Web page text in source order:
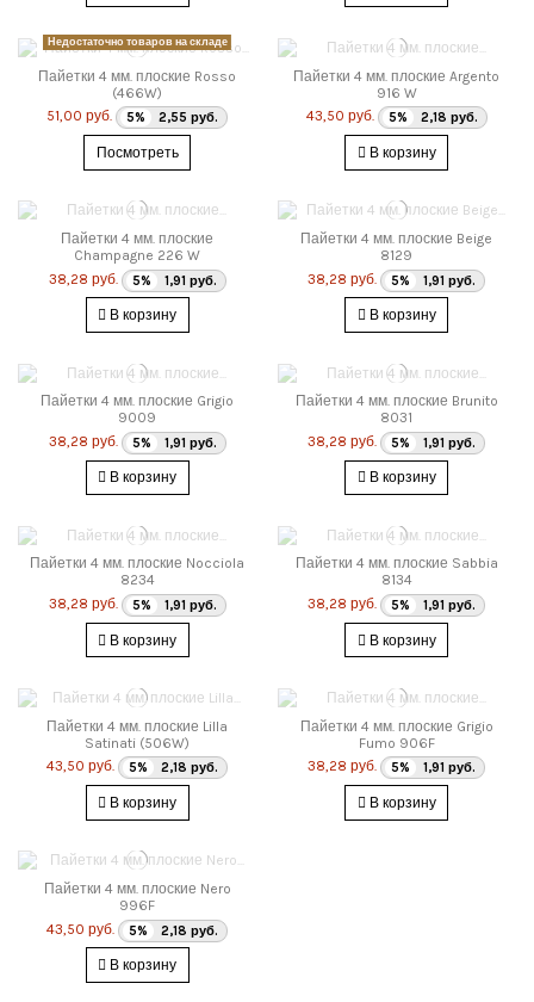
Недостаточно товаров на складе
Пайетки 4 мм. плоские Rosso
(466W)
51,00 руб.
5% 2,55 руб.
Посмотреть
Пайетки 4 мм. плоские Argento
916 W
43,50 руб.
5% 2,18 руб.
В корзину
Пайетки 4 мм. плоские
Champagne 226 W
38,28 руб.
5% 1,91 руб.
В корзину
Пайетки 4 мм. плоские Beige
8129
38,28 руб.
5% 1,91 руб.
В корзину
Пайетки 4 мм. плоские Grigio
9009
38,28 руб.
5% 1,91 руб.
В корзину
Пайетки 4 мм. плоские Brunito
8031
38,28 руб.
5% 1,91 руб.
В корзину
Пайетки 4 мм. плоские Nocciola
8234
38,28 руб.
5% 1,91 руб.
В корзину
Пайетки 4 мм. плоские Sabbia
8134
38,28 руб.
5% 1,91 руб.
В корзину
Пайетки 4 мм. плоские Lilla
Satinati (506W)
43,50 руб.
5% 2,18 руб.
В корзину
Пайетки 4 мм. плоские Grigio
Fumo 906F
38,28 руб.
5% 1,91 руб.
В корзину
Пайетки 4 мм. плоские Nero
996F
43,50 руб.
5% 2,18 руб.
В корзину